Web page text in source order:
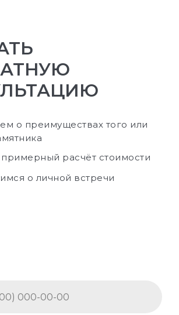
о преимуществах того или
расчёт стоимости
о личной встречи